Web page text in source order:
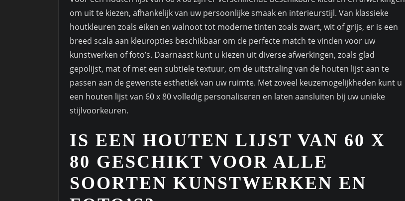
om uit te kiezen, afhankelijk van uw persoonlijke smaak en interieurstijl. Van klassieke
houtkleuren zoals eiken en walnoot tot moderne tinten zoals zwart, wit of grijs, er is een
breed scala aan kleuropties beschikbaar om de perfecte match te vinden voor uw
kunstwerken of foto’s. Daarnaast kunt u kiezen uit diverse afwerkingen, zoals glad
gepolijst, mat of met een subtiele textuur, om de uitstraling van de houten lijst aan te
passen aan de gewenste esthetiek van uw ruimte. Met zoveel keuzemogelijkheden kunt u
een houten lijst van 60 x 80 volledig personaliseren en laten aansluiten bij uw unieke
stijlvoorkeuren.
IS EEN HOUTEN LIJST VAN 60 X
80 GESCHIKT VOOR ALLE
SOORTEN KUNSTWERKEN EN